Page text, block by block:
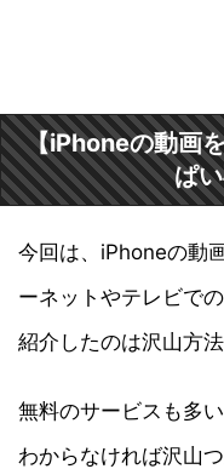
【iPhoneの動画
ぱ
今回は、iPhoneの動
ーネットやテレビで
紹介したのは沢山方
無料のサービスも多い
わからなければ沢山